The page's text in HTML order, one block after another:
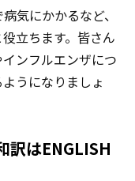
気にかかるなど、
立ちます。皆さん
ンフルエンザにつ
うになりましょ
訳はENGLISH